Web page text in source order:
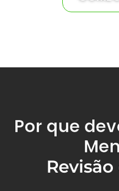
Por que